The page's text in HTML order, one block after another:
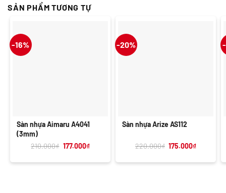
SẢN PHẨM TƯƠNG TỰ
-16%
Sàn nhựa Aimaru A4041
(3mm)
210.000₫ Giá
210.000₫.
177.000₫Giá
là:
-20%
Sàn nhựa Arize AS112
220.000₫ Giá
220.000₫.
175.000₫Giá
là: